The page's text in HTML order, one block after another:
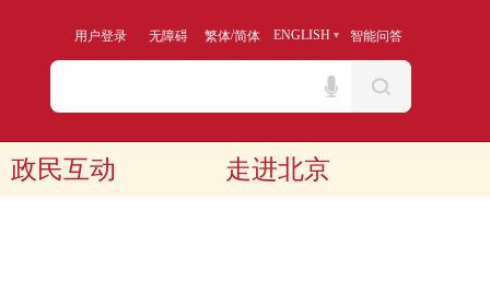
用户登录 无障碍 繁体/简体 ENGLISH 智能问答
政民互动 走进北京